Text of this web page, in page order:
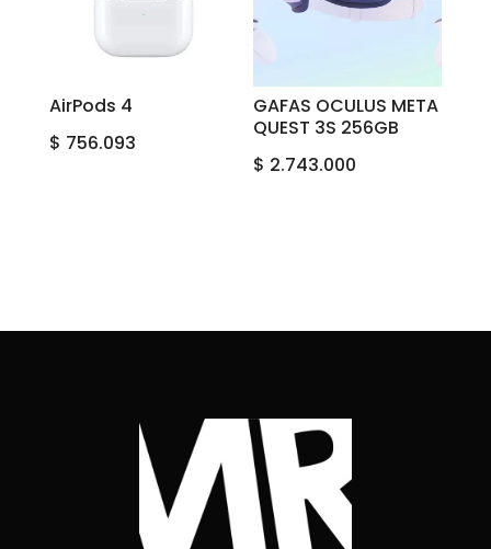
AirPods 4
$ 756.093
GAFAS OCULUS META
QUEST 3S 256GB
$ 2.743.000